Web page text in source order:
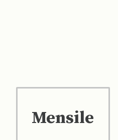
Mensile